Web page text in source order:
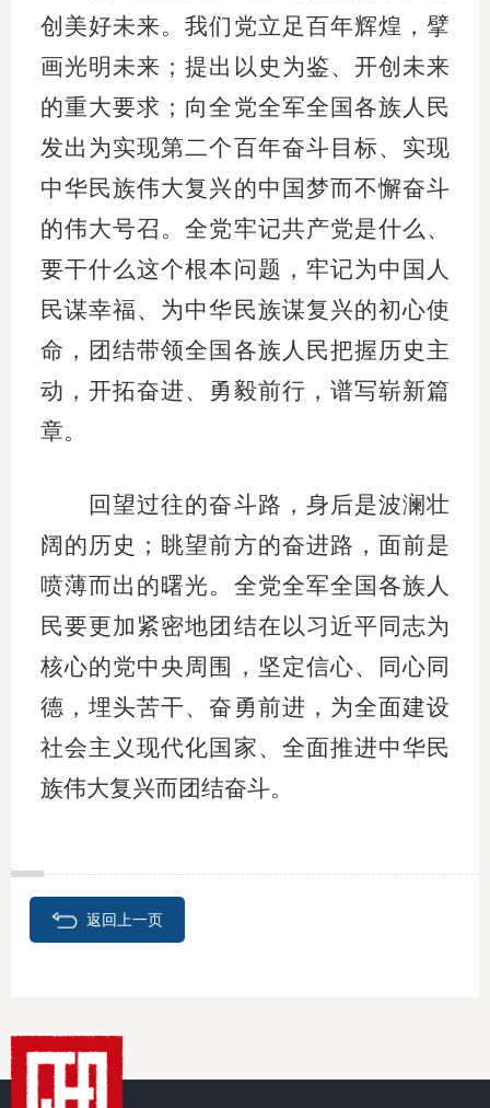
创美好未来。我们党立足百年辉煌，擘
画光明未来；提出以史为鉴、开创未来
的重大要求；向全党全军全国各族人民
发出为实现第二个百年奋斗目标、实现
中华民族伟大复兴的中国梦而不懈奋斗
的伟大号召。全党牢记共产党是什么、
要干什么这个根本问题，牢记为中国人
民谋幸福、为中华民族谋复兴的初心使
命，团结带领全国各族人民把握历史主
动，开拓奋进、勇毅前行，谱写崭新篇
章。
回望过往的奋斗路，身后是波澜壮
阔的历史；眺望前方的奋进路，面前是
喷薄而出的曙光。全党全军全国各族人
民要更加紧密地团结在以习近平同志为
核心的党中央周围，坚定信心、同心同
德，埋头苦干、奋勇前进，为全面建设
社会主义现代化国家、全面推进中华民
族伟大复兴而团结奋斗。
返回上一页